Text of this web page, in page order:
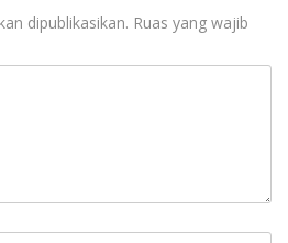
dipublikasikan. Ruas yang wajib